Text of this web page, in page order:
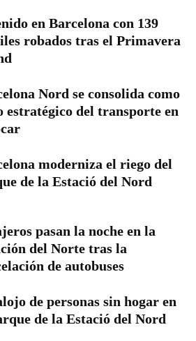
en Barcelona con 139
robados tras el Primavera
Nord se consolida como
estratégico del transporte en
moderniza el riego del
de la Estació del Nord
pasan la noche en la
del Norte tras la
de autobuses
de personas sin hogar en
de la Estació del Nord